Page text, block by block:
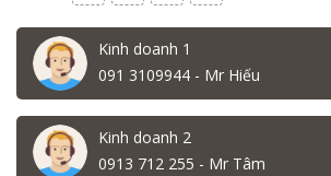
Kinh doanh 1
091 3109944 - Mr Hiếu
Kinh doanh 2
0913 712 255 - Mr Tâm